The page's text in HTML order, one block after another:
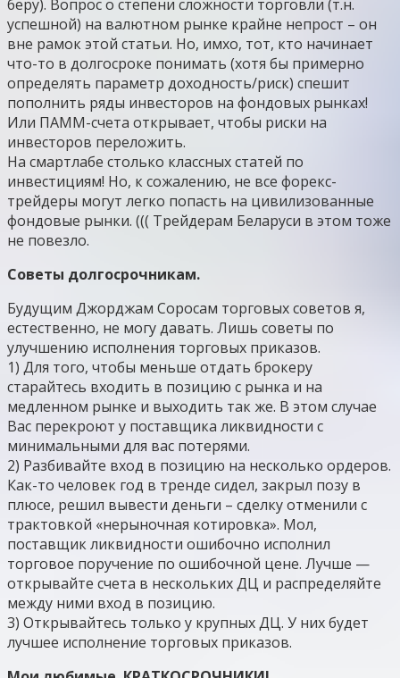
беру). Вопрос о степени сложности торговли (т.н.
успешной) на валютном рынке крайне непрост – он
вне рамок этой статьи. Но, имхо, тот, кто начинает
что-то в долгосроке понимать (хотя бы примерно
определять параметр доходность/риск) спешит
пополнить ряды инвесторов на фондовых рынках!
Или ПАММ-счета открывает, чтобы риски на
инвесторов переложить.
На смартлабе столько классных статей по
инвестициям! Но, к сожалению, не все форекс-
трейдеры могут легко попасть на цивилизованные
фондовые рынки. ((( Трейдерам Беларуси в этом тоже
не повезло.
Советы долгосрочникам.
Будущим Джорджам Соросам торговых советов я,
естественно, не могу давать. Лишь советы по
улучшению исполнения торговых приказов.
1) Для того, чтобы меньше отдать брокеру
старайтесь входить в позицию с рынка и на
медленном рынке и выходить так же. В этом случае
Вас перекроют у поставщика ликвидности с
минимальными для вас потерями.
2) Разбивайте вход в позицию на несколько ордеров.
Как-то человек год в тренде сидел, закрыл позу в
плюсе, решил вывести деньги – сделку отменили с
трактовкой «нерыночная котировка». Мол,
поставщик ликвидности ошибочно исполнил
торговое поручение по ошибочной цене. Лучше —
открывайте счета в нескольких ДЦ и распределяйте
между ними вход в позицию.
3) Открывайтесь только у крупных ДЦ. У них будет
лучшее исполнение торговых приказов.